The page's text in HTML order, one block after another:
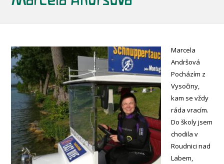
Marcela
Andršová
Pocházím z
Vysočiny,
kam se vždy
ráda vracím.
Do školy jsem
chodila v
Roudnici nad
Labem,